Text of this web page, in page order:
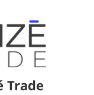
Trade